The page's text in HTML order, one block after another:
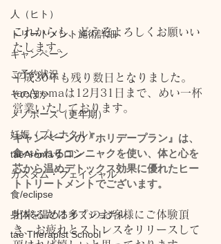
人（ヒト）
トリートメント施術詳細
キャンペーン
ご予約状況
そのほか
メノポーズ（更年期）
妊娠（プレナタル）
taeAromaサロン
カスタム・フェイシャル
食/eclipse
身体を温めるオプショナル
tae Therapist School
これからも、どうぞよろしくお願いい
たします。
平成30年も残り数日となりました。
taeAromaは12月31日まで、めい一杯
営業いたしております。
キャンペーンの『ホリデープラン』は、
食べられるコンニャクを使い、体と心を
芯から温めデトックス効果に優れたヒー
トトリートメントでございます。
出来るだけ多くのお客様にご体験頂
き、お疲れとストレスをリリースして